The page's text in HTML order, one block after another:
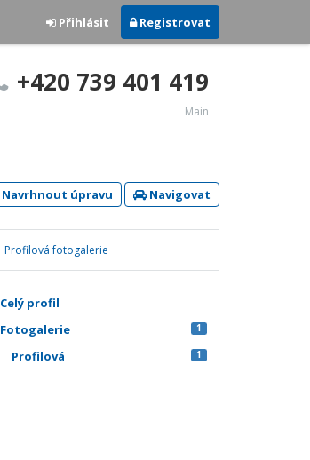
Přihlásit Registrovat
+420 739 401 419
Main
Navrhnout úpravu Navigovat
Profilová fotogalerie
Celý profil
Fotogalerie
1
Profilová 1